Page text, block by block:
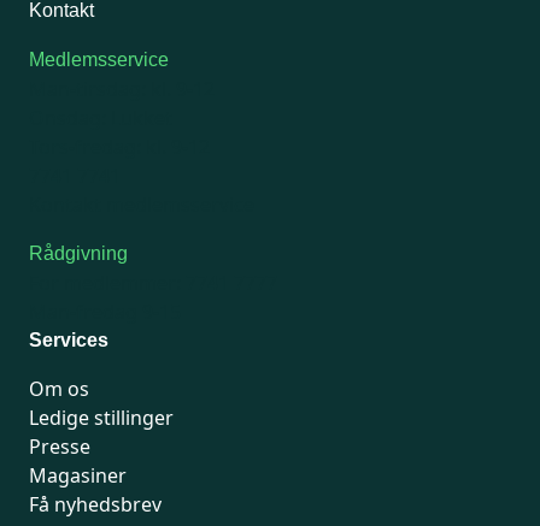
Kontakt
Medlemsservice
Rådgivning
Services
Om os
Ledige stillinger
Presse
Magasiner
Få nyhedsbrev